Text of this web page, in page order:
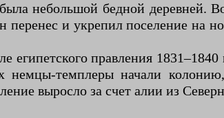
небольшой бедной деревней.
и укрепил поселение на
египетского правления
темплеры начали колонию,
выросло за счет алии из